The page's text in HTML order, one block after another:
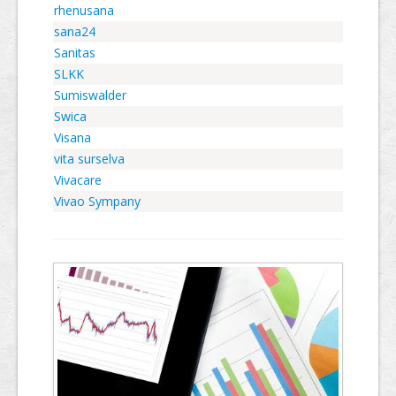
rhenusana
sana24
Sanitas
SLKK
Sumiswalder
Swica
Visana
vita surselva
Vivacare
Vivao Sympany